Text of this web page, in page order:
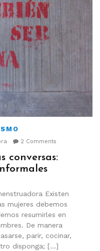
2 Comments
conversas:
Existen
mujeres debemos
resumirles en
De manera
parir, cocinar,
disponga; […]